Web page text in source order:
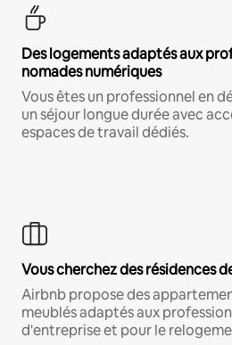
Des logements adaptés aux
nomades numériques
Vous êtes un professionnel en
un séjour longue durée avec
espaces de travail dédiés.
Vous cherchez des résidences
Airbnb propose des
meublés adaptés aux
d'entreprise et pour le